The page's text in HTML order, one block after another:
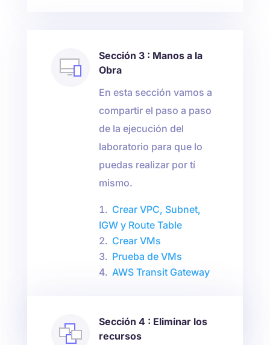
Sección 3 : Manos a la
Obra
En esta sección vamos a
compartir el paso a paso
de la ejecución del
laboratorio para que lo
puedas realizar por tí
mismo.
Crear VPC, Subnet,
IGW y Route Table
Crear VMs
Prueba de VMs
AWS Transit Gateway
Sección 4 : Eliminar los
recursos